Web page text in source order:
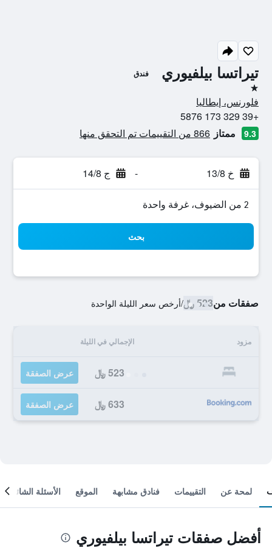
تيراتسا بيلفيوري فندق
نجمة واحدة
فلورنس، إيطاليا
+39 329 173 5876
9.3 ممتاز 866 من التقييمات تم التحقق منها
خ 13/8 - ج 14/8
2 من الضيوف، غرفة واحدة
بحث
صفقات من523 ﷼ /أرخص سعر الليلة الواحدة
مزود الإجمالي في الليلة
523 ﷼ عرض الصفقة
633 ﷼ عرض الصفقة
لمحة عن التقييمات فنادق مشابهة الموقع الأسئلة الشائعة
أفضل صفقات تيراتسا بيلفيوري